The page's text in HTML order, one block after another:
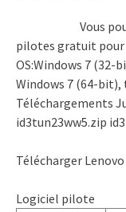
Vous
pilotes gratuit
OS:Windows 7 (32-
Windows 7 (64-bit),
Téléchargements
id3tun23ww5.zip
Télécharger
Logiciel pilote